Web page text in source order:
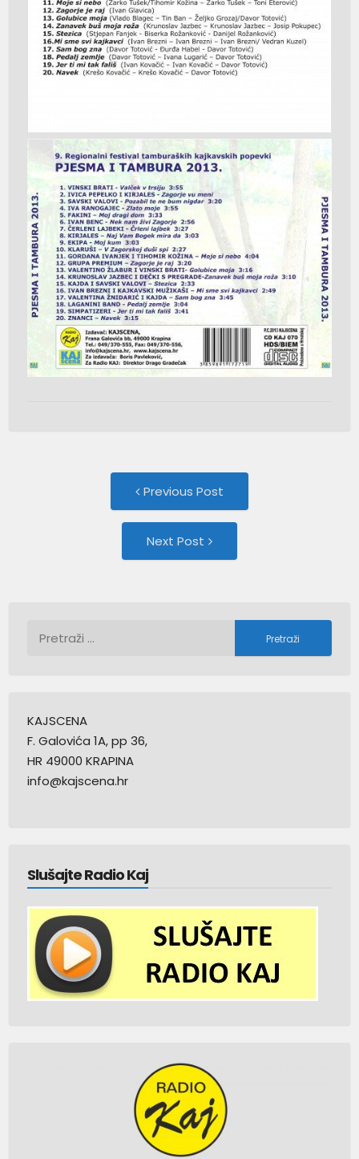
navigation
Previous Post
Next Post
KAJSCENA
F. Galovića 1A, pp 36,
HR 49000 KRAPINA
info@kajscena.hr
Slušajte Radio Kaj